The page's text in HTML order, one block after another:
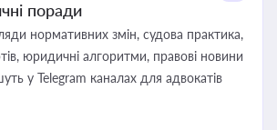
поради
нормативних змін, судова практика,
юридичні алгоритми, правові новини
у Telegram каналах для адвокатів